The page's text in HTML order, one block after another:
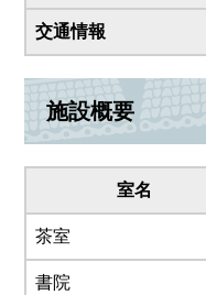
交通情報
施設概要
室名
茶室
書院